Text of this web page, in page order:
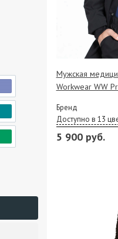
Мужская
Workwear WW
Бренд
Доступно в 13
5 900 руб.